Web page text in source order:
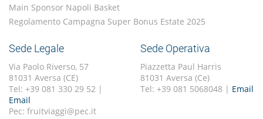
Main Sponsor Napoli Basket
Regolamento Campagna Super Bonus Estate 2025
Sede Legale
Via Paolo Riverso, 57
81031 Aversa (CE)
Tel: +39 081 330 29 52 |
Email
Pec: fruitviaggi@pec.it
Sede Operativa
Piazzetta Paul Harris
81031 Aversa (Ce)
Tel: +39 081 5068048 | Email